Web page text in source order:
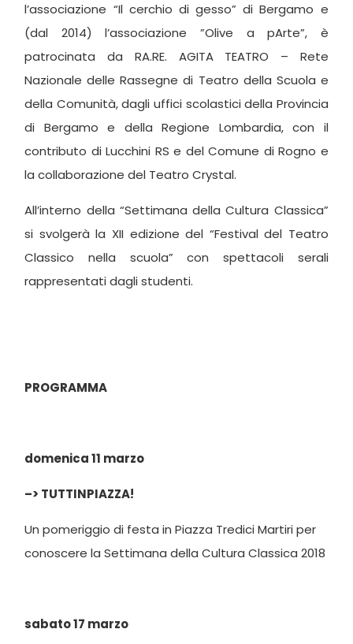
l’associazione “Il cerchio di gesso” di Bergamo e
(dal 2014) l’associazione ”Olive a pArte”, è
patrocinata da RA.RE. AGITA TEATRO – Rete
Nazionale delle Rassegne di Teatro della Scuola e
della Comunità, dagli uffici scolastici della Provincia
di Bergamo e della Regione Lombardia, con il
contributo di Lucchini RS e del Comune di Rogno e
la collaborazione del Teatro Crystal.
All’interno della “Settimana della Cultura Classica”
si svolgerà la XII edizione del “Festival del Teatro
Classico nella scuola” con spettacoli serali
rappresentati dagli studenti.
PROGRAMMA
domenica 11 marzo
–> TUTTINPIAZZA!
Un pomeriggio di festa in Piazza Tredici Martiri per
conoscere la Settimana della Cultura Classica 2018
sabato 17 marzo